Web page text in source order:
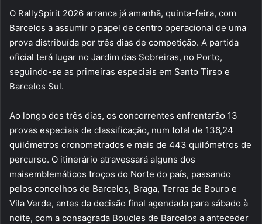
O RallySpirit 2026 arranca já amanhã, quinta-feira, com
Barcelos a assumir o papel de centro operacional de uma
prova distribuída por três dias de competição. A partida
oficial terá lugar no Jardim das Sobreiras, no Porto,
seguindo-se as primeiras especiais em Santo Tirso e
Barcelos Sul.
Ao longo dos três dias, os concorrentes enfrentarão 13
provas especiais de classificação, num total de 136,24
quilómetros cronometrados e mais de 443 quilómetros de
percurso. O itinerário atravessará alguns dos
maisemblemáticos troços do Norte do país, passando
pelos concelhos de Barcelos, Braga, Terras de Bouro e
Vila Verde, antes da decisão final agendada para sábado à
noite, com a consagrada Boucles de Barcelos a anteceder